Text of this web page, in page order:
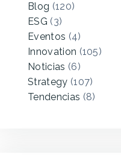
Blog (120)
ESG (3)
Eventos (4)
Innovation (105)
Noticias (6)
Strategy (107)
Tendencias (8)